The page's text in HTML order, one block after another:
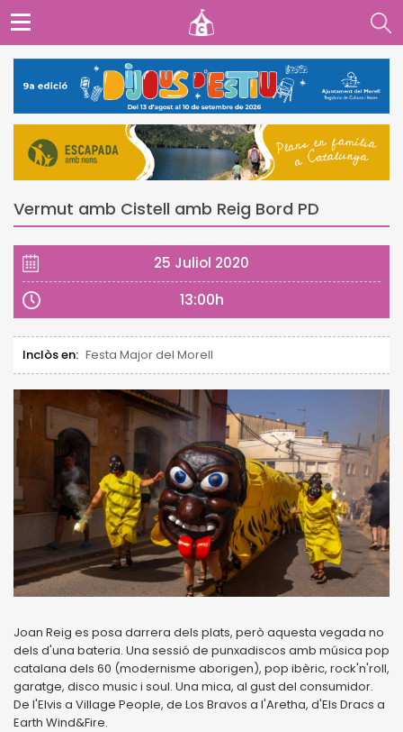
Vermut amb Cistell amb Reig Bord PD
25 Juliol 2020
13:00h
Inclòs en: Festa Major del Morell
Joan Reig es posa darrera dels plats, però aquesta vegada no
dels d'una bateria. Una sessió de punxadiscos amb música pop
catalana dels 60 (modernisme aborigen), pop ibèric, rock'n'roll,
garatge, disco music i soul. Una mica, al gust del consumidor.
De l'Elvis a Village People, de Los Bravos a l'Aretha, d'Els Dracs a
Earth Wind&Fire.